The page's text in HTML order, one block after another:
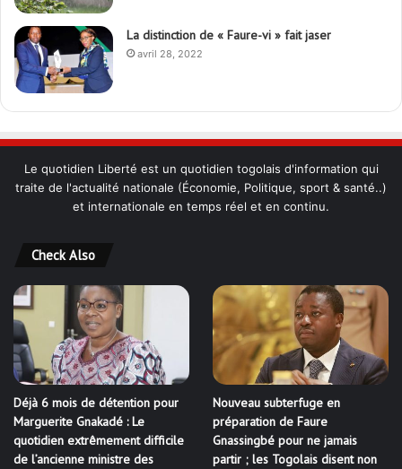
La distinction de « Faure-vi » fait jaser
avril 28, 2022
Le quotidien Liberté est un quotidien togolais d'information qui
traite de l'actualité nationale (Économie, Politique, sport & santé..)
et internationale en temps réel et en continu.
Check Also
Déjà 6 mois de détention pour
Marguerite Gnakadé : Le
quotidien extrêmement difficile
de l’ancienne ministre des
Nouveau subterfuge en
préparation de Faure
Gnassingbé pour ne jamais
partir ; les Togolais disent non